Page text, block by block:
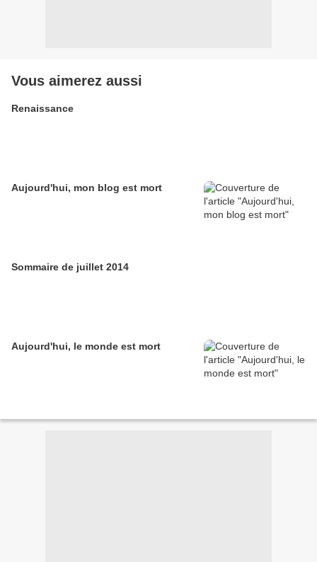
Vous aimerez aussi
Renaissance
Aujourd'hui, mon blog est mort
Sommaire de juillet 2014
Aujourd'hui, le monde est mort